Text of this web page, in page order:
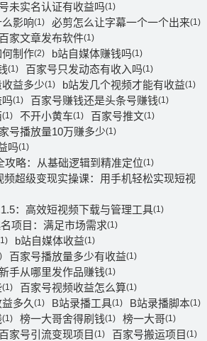
未实名认证有收益吗(1)
影响(1) 必剪怎么让字幕一个一个出来(1)
百家文章发布软件(1)
制作(2) b站自媒体赚钱吗(1)
(1) 百家号只发动态有收入吗(1)
益多少(1) b站发几个视频才能有收益(1)
(1) 百家号赚钱还是头条号赚钱(1)
(1) 不开小黄车(1) 百家号推文(1)
号播放量10万赚多少(1)
吗(1)
攻略：从基础逻辑到精准定位(1)
超级变现实操课：用手机轻松实现短视
：高效短视频下载与管理工具(1)
项目：满足市场需求(1)
b站自媒体收益(1)
百家号播放量多少有收益(1)
手从哪里发作品赚钱(1)
(1) 百家号视频收益怎么算(1)
多久 (1) B站录播工具(1) B站录播脚本(1)
(1) 榜一大哥舍得刷钱(1) 榜一大哥(1)
百家号引流变现项目 (1) 百家号搬运项目 (1)